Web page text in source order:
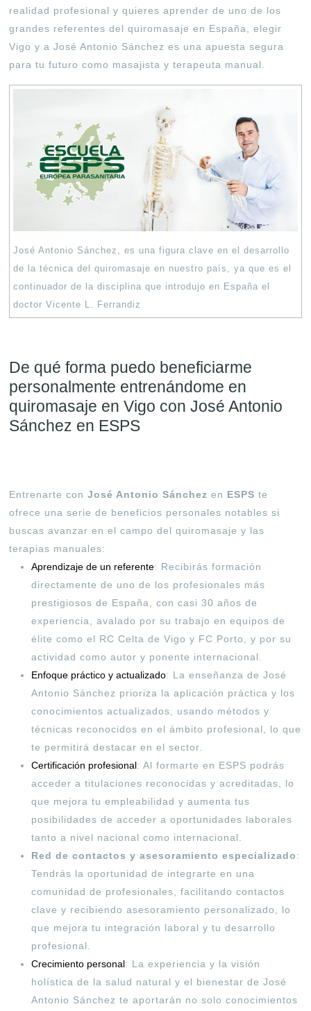
realidad profesional y quieres aprender de uno de los
grandes referentes del quiromasaje en España, elegir
Vigo y a José Antonio Sánchez es una apuesta segura
para tu futuro como masajista y terapeuta manual.
José Antonio Sánchez, es una figura clave en el desarrollo
de la técnica del quiromasaje en nuestro país, ya que es el
continuador de la disciplina que introdujo en España el
doctor Vicente L. Ferrandiz
De qué forma puedo beneficiarme
personalmente entrenándome en
quiromasaje en Vigo con José Antonio
Sánchez en ESPS
Entrenarte conJosé Antonio Sánchez en ESPS te
ofrece una serie de beneficios personales notables si
buscas avanzar en el campo del quiromasaje y las
terapias manuales:
Aprendizaje de un referente: Recibirás formación
directamente de uno de los profesionales más
prestigiosos de España, con casi 30 años de
experiencia, avalado por su trabajo en equipos de
élite como el RC Celta de Vigo y FC Porto, y por su
actividad como autor y ponente internacional
Enfoque práctico y actualizado: La enseñanza de José
Antonio Sánchez prioriza la aplicación práctica y los
conocimientos actualizados, usando métodos y
técnicas reconocidos en el ámbito profesional, lo que
te permitirá destacar en el sector
Certificación profesional: Al formarte en ESPS podrás
acceder a titulaciones reconocidas y acreditadas, lo
que mejora tu empleabilidad y aumenta tus
posibilidades de acceder a oportunidades laborales
tanto a nivel nacional como internacional
Red de contactos y asesoramiento especializado:
Tendrás la oportunidad de integrarte en una
comunidad de profesionales, facilitando contactos
clave y recibiendo asesoramiento personalizado, lo
que mejora tu integración laboral y tu desarrollo
profesional.
Crecimiento personal: La experiencia y la visión
holística de la salud natural y el bienestar de José
Antonio Sánchez te aportarán no solo conocimientos